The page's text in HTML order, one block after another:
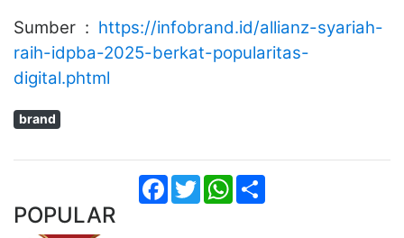
Sumber : https://infobrand.id/allianz-syariah-
raih-idpba-2025-berkat-popularitas-
digital.phtml
brand
Facebook
TwitterWhatsApp
POPULAR